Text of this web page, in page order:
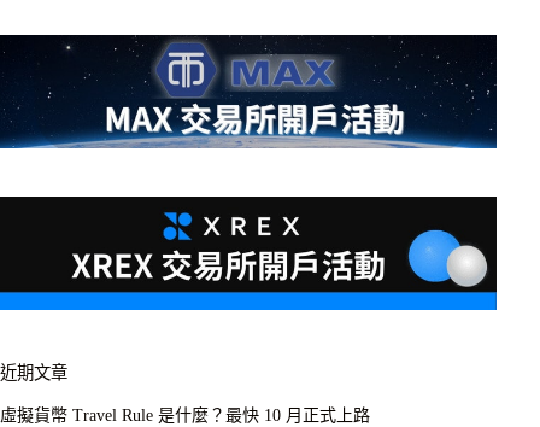
近期文章
虛擬貨幣 Travel Rule 是什麼？最快 10 月正式上路